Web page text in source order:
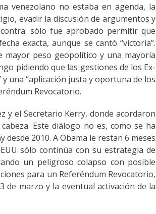
venezolano no estaba en agenda, la
evadir la discusión de argumentos y
sólo fue aprobado permitir que
exacta, aunque se cantó “victoria”.
mayor peso geopolítico y una mayoría
pidiendo que las gestiones de los Ex-
una “aplicación justa y oportuna de los
Revocatorio.
y el Secretario Kerry, donde acordaron
Este diálogo no es, como se ha
2010. A Obama le restan 6 meses
sólo continúa con su estrategia de
un peligroso colapso con posible
para un Referéndum Revocatorio,
de marzo y la eventual activación de la